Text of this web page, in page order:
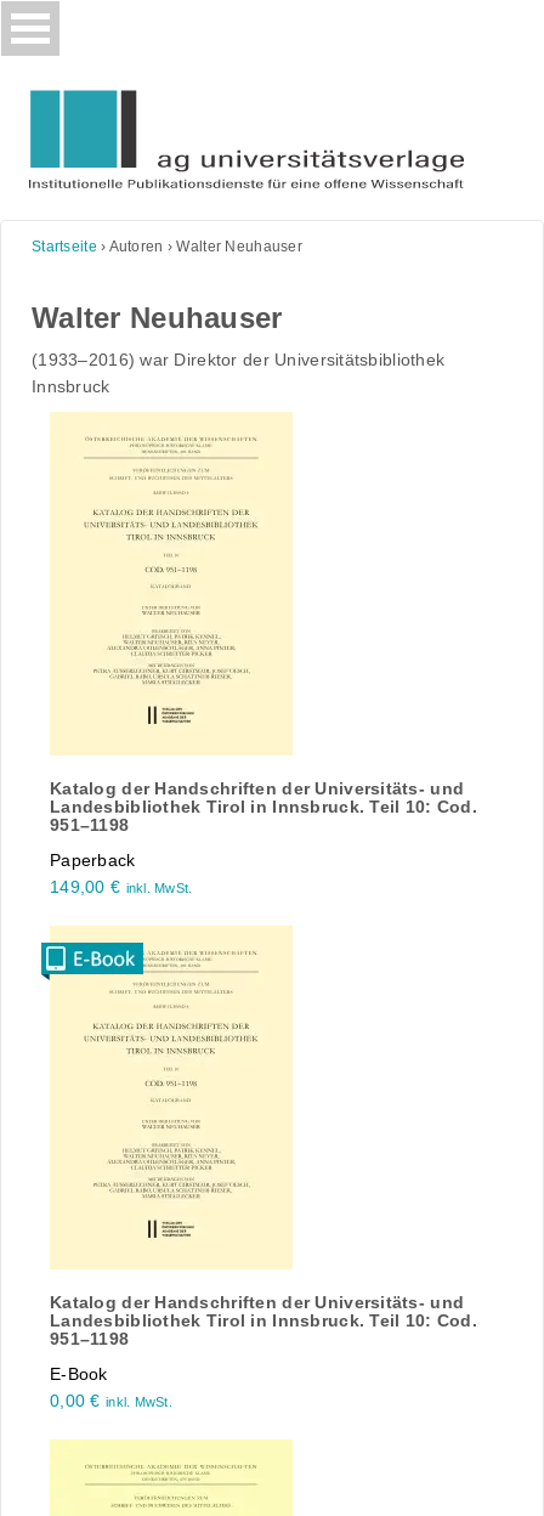
Skip
to
Startseite › Autoren ›Walter Neuhauser
Walter Neuhauser
(1933‒2016) war Direktor der Universitätsbibliothek
Innsbruck
Katalog der Handschriften der Universitäts- und
Landesbibliothek Tirol in Innsbruck. Teil 10: Cod.
951–1198
Paperback
149,00 € inkl. MwSt.
Katalog der Handschriften der Universitäts- und
Landesbibliothek Tirol in Innsbruck. Teil 10: Cod.
951–1198
E-Book
0,00€ inkl. MwSt.